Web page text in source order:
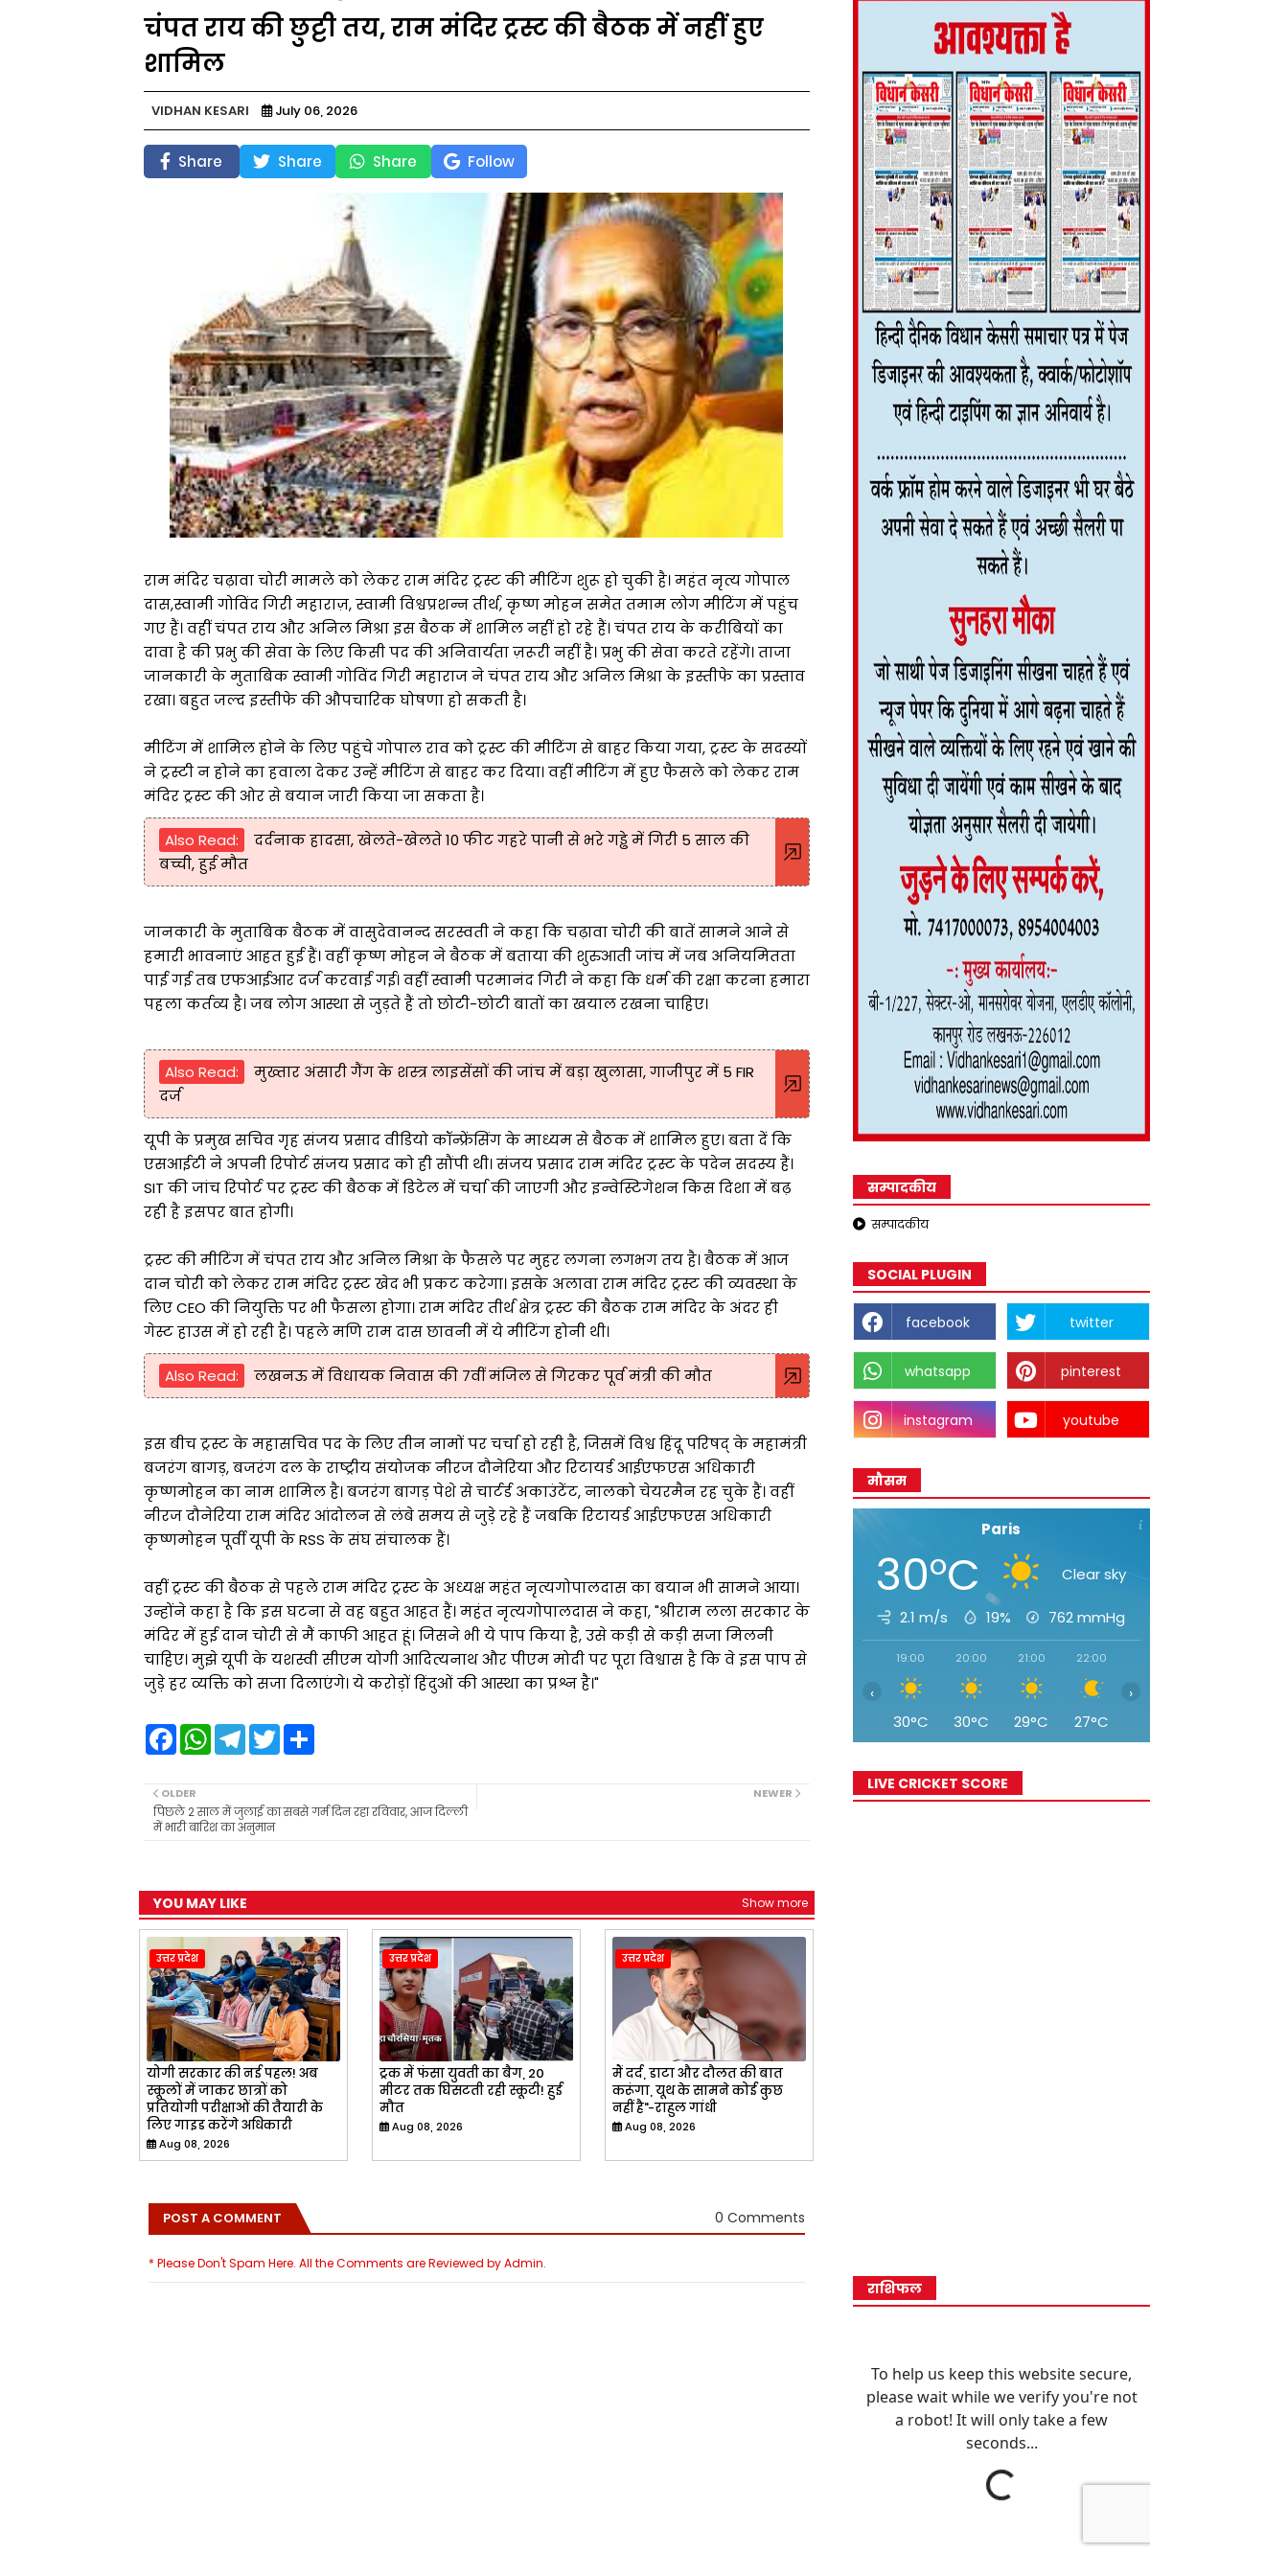
चंपत राय की छुट्टी तय, राम मंदिर ट्रस्ट की बैठक में नहीं हुए
शामिल
VIDHAN KESARI July 06, 2026
Share Share Share Follow
राम मंदिर चढ़ावा चोरी मामले को लेकर राम मंदिर ट्रस्ट की मीटिंग शुरू हो चुकी है। महंत नृत्य गोपाल
दास,स्वामी गोविंद गिरी महाराज़, स्वामी विश्वप्रशन्न तीर्थ, कृष्ण मोहन समेत तमाम लोग मीटिंग में पहुंच
गए हैं। वहीं चंपत राय और अनिल मिश्रा इस बैठक में शामिल नहीं हो रहे हैं। चंपत राय के करीबियों का
दावा है की प्रभु की सेवा के लिए किसी पद की अनिवार्यता ज़रूरी नहीं है। प्रभु की सेवा करते रहेंगे। ताजा
जानकारी के मुताबिक स्वामी गोविंद गिरी महाराज ने चंपत राय और अनिल मिश्रा के इस्तीफे का प्रस्ताव
रखा। बहुत जल्द इस्तीफे की औपचारिक घोषणा हो सकती है।
मीटिंग में शामिल होने के लिए पहुंचे गोपाल राव को ट्रस्ट की मीटिंग से बाहर किया गया, ट्रस्ट के सदस्यों
ने ट्रस्टी न होने का हवाला देकर उन्हें मीटिंग से बाहर कर दिया। वहीं मीटिंग में हुए फैसले को लेकर राम
मंदिर ट्रस्ट की ओर से बयान जारी किया जा सकता है।
Also Read:
दर्दनाक हादसा, खेलते-खेलते 10 फीट गहरे पानी से भरे गड्ढे में गिरी 5 साल की
बच्ची, हुई मौत
जानकारी के मुताबिक बैठक में वासुदेवानन्द सरस्वती ने कहा कि चढ़ावा चोरी की बातें सामने आने से
हमारी भावनाएं आहत हुई हैं। वहीं कृष्ण मोहन ने बैठक में बताया की शुरुआती जांच में जब अनियमितता
पाई गई तब एफआईआर दर्ज करवाई गई। वहीं स्वामी परमानंद गिरी ने कहा कि धर्म की रक्षा करना हमारा
पहला कर्तव्य है। जब लोग आस्था से जुड़ते हैं तो छोटी-छोटी बातों का खयाल रखना चाहिए।
Also Read:
मुख्तार अंसारी गैंग के शस्त्र लाइसेंसों की जांच में बड़ा खुलासा, गाजीपुर में 5 FIR
दर्ज
यूपी के प्रमुख सचिव गृह संजय प्रसाद वीडियो कॉन्फ्रेंसिंग के माध्यम से बैठक में शामिल हुए। बता दें कि
एसआईटी ने अपनी रिपोर्ट संजय प्रसाद को ही सौंपी थी। संजय प्रसाद राम मंदिर ट्रस्ट के पदेन सदस्य हैं।
SIT की जांच रिपोर्ट पर ट्रस्ट की बैठक में डिटेल में चर्चा की जाएगी और इन्वेस्टिगेशन किस दिशा में बढ़
रही है इसपर बात होगी।
ट्रस्ट की मीटिंग में चंपत राय और अनिल मिश्रा के फैसले पर मुहर लगना लगभग तय है। बैठक में आज
दान चोरी को लेकर राम मंदिर ट्रस्ट खेद भी प्रकट करेगा। इसके अलावा राम मंदिर ट्रस्ट की व्यवस्था के
लिए CEO की नियुक्ति पर भी फैसला होगा। राम मंदिर तीर्थ क्षेत्र ट्रस्ट की बैठक राम मंदिर के अंदर ही
गेस्ट हाउस में हो रही है। पहले मणि राम दास छावनी में ये मीटिंग होनी थी।
Also Read: लखनऊ में विधायक निवास की 7वीं मंजिल से गिरकर पूर्व मंत्री की मौत
इस बीच ट्रस्ट के महासचिव पद के लिए तीन नामों पर चर्चा हो रही है, जिसमें विश्व हिंदू परिषद् के महामंत्री
बजरंग बागड़, बजरंग दल के राष्ट्रीय संयोजक नीरज दौनेरिया और रिटायर्ड आईएफएस अधिकारी
कृष्णमोहन का नाम शामिल है। बजरंग बागड़ पेशे से चार्टर्ड अकाउंटेंट, नालको चेयरमैन रह चुके हैं। वहीं
नीरज दौनेरिया राम मंदिर आंदोलन से लंबे समय से जुड़े रहे हैं जबकि रिटायर्ड आईएफएस अधिकारी
कृष्णमोहन पूर्वी यूपी के RSS के संघ संचालक हैं।
वहीं ट्रस्ट की बैठक से पहले राम मंदिर ट्रस्ट के अध्यक्ष महंत नृत्यगोपालदास का बयान भी सामने आया।
उन्होंने कहा है कि इस घटना से वह बहुत आहत हैं। महंत नृत्यगोपालदास ने कहा, "श्रीराम लला सरकार के
मंदिर में हुई दान चोरी से मैं काफी आहत हूं। जिसने भी ये पाप किया है, उसे कड़ी से कड़ी सजा मिलनी
चाहिए। मुझे यूपी के यशस्वी सीएम योगी आदित्यनाथ और पीएम मोदी पर पूरा विश्वास है कि वे इस पाप से
जुड़े हर व्यक्ति को सजा दिलाएंगे। ये करोड़ों हिंदुओं की आस्था का प्रश्न है।"
F
a
b
o
o
W
A
p
T
e
r
a
m
T
e
S
NEWER
OLDER
पिछले 2 साल में जुलाई का सबसे गर्म दिन रहा रविवार, आज दिल्ली
में भारी बारिश का अनुमान
YOU MAY LIKE Show more
उत्तर प्रदेश
योगी सरकार की नई पहल! अब
स्कूलों में जाकर छात्रों को
प्रतियोगी परीक्षाओं की तैयारी के
लिए गाइड करेंगे अधिकारी
Aug 08, 2026
उत्तर प्रदेश
ट्रक में फंसा युवती का बैग, 20
मीटर तक घिसटती रही स्कूटी! हुई
मौत
Aug 08, 2026
उत्तर प्रदेश
मैं दर्द, डाटा और दौलत की बात
करूंगा, यूथ के सामने कोई कुछ
नहीं है"-राहुल गांधी
Aug 08, 2026
POST A COMMENT 0 Comments
* Please Don't Spam Here. All the Comments are Reviewed by Admin.
सम्पादकीय
सम्पादकीय
SOCIAL PLUGIN
facebook twitter
whatsapp pinterest
instagram youtube
मौसम
Paris
30°C Clear sky
2.1 m/s 19% 762mmHg
19:00
30°C
20:00
30°C
21:00
29°C
22:00
27°C
‹ ›
LIVE CRICKET SCORE
राशिफल